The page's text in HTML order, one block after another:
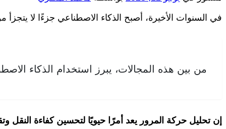
في السنوات الأخيرة، أصبح الذكاء الاصطناعي جزءًا لا يتجزأ
من بين هذه المجالات، يبرز استخدام الذكاء
إن تحليل حركة المرور يعد أمرًا حيويًا لتحسين كفاءة النقل